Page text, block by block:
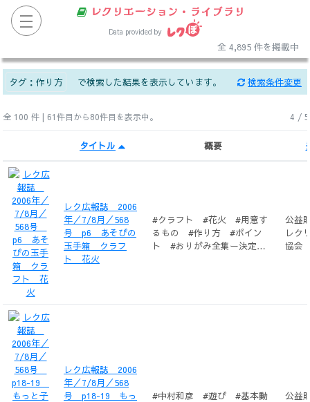
レクリエーション・ライブラリ
Data provided by
全 4,895 件を掲載中
タグ： 作り方 で検索した結果を表示しています。 検索条件変更
全 100 件 | 61件目から80件目を表示中。 4 / 5
タイトル 概要
レク広報誌 2006
年／7/8月／568
号 p6 あそびの
玉手箱 クラフ
ト 花火
#クラフト #花火 #用意す
るもの #作り方 #ポイン
ト #おりがみ全集ー決定
公益
レク
協会
レク広報誌 2006
年／7/8月／568
号 p18-19 もっ
#中村和彦 #遊び #基本動
公益